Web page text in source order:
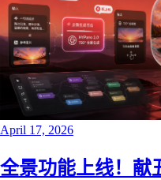
April 17, 2026
全景功能上线！献